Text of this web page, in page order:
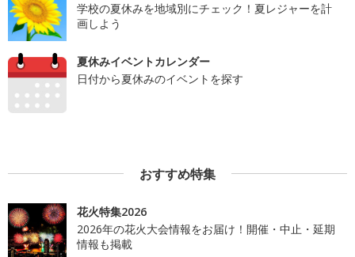
学校の夏休みを地域別にチェック！夏レジャーを計
画しよう
夏休みイベントカレンダー
日付から夏休みのイベントを探す
おすすめ特集
花火特集2026
2026年の花火大会情報をお届け！開催・中止・延期
情報も掲載